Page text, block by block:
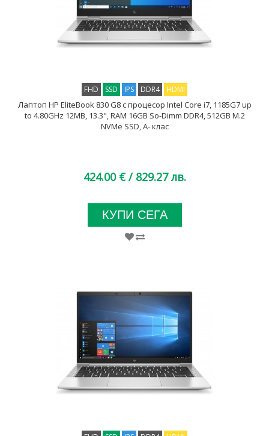
FHD SSD IPS DDR4 HDMI
Лаптоп HP EliteBook 830 G8 с процесор Intel Core i7, 1185G7 up
to 4.80GHz 12MB, 13.3", RAM 16GB So-Dimm DDR4, 512GB M.2
NVMe SSD, A- клас
424.00 € / 829.27 лв.
КУПИ СЕГА